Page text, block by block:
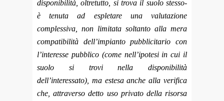
disponibilità, oltretutto, si trova il suolo stesso-
è tenuta ad espletare una valutazione
complessiva, non limitata soltanto alla mera
compatibilità dell’impianto pubblicitario con
l’interesse pubblico (come nell’ipotesi in cui il
suolo si trovi nella disponibilità
dell’interessato), ma estesa anche alla verifica
che, attraverso detto uso privato della risorsa